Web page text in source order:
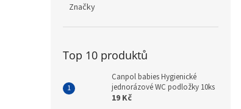
Značky
Top 10 produktů
Canpol babies Hygienické
jednorázové WC podložky 10ks
19 Kč